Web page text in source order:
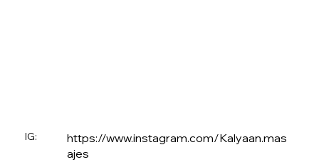
IG:
https://www.instagram.com/Kalyaan.mas
ajes